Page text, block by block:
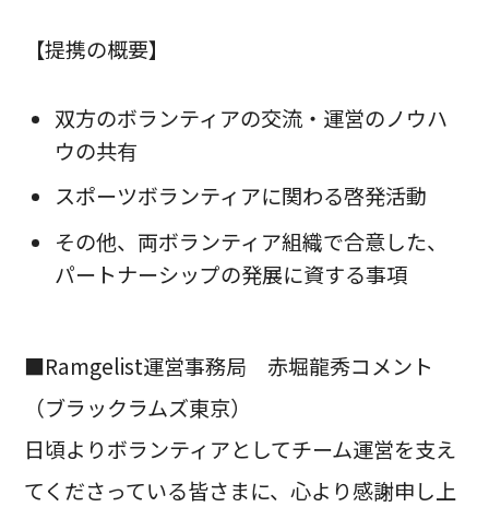
【提携の概要】
双方のボランティアの交流・運営のノウハ
ウの共有
スポーツボランティアに関わる啓発活動
その他、両ボランティア組織で合意した、
パートナーシップの発展に資する事項
■Ramgelist運営事務局 赤堀龍秀コメント
（ブラックラムズ東京）
日頃よりボランティアとしてチーム運営を支え
てくださっている皆さまに、心より感謝申し上